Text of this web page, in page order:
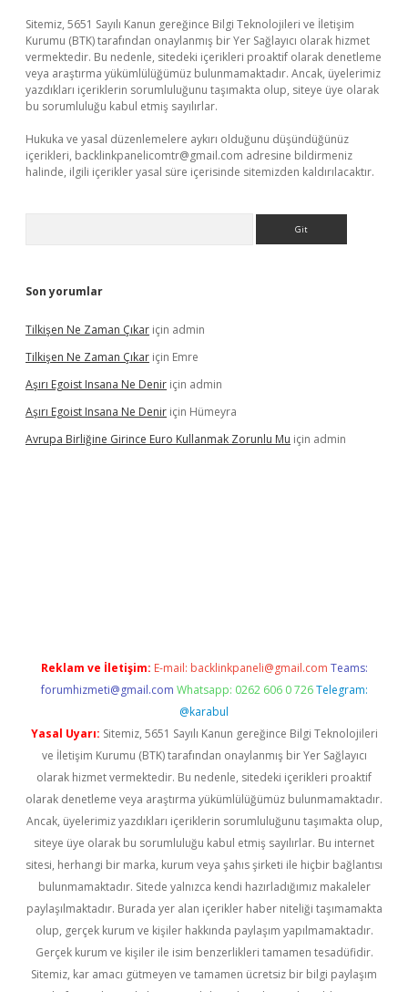
Sitemiz, 5651 Sayılı Kanun gereğince Bilgi Teknolojileri ve İletişim
Kurumu (BTK) tarafından onaylanmış bir Yer Sağlayıcı olarak hizmet
vermektedir. Bu nedenle, sitedeki içerikleri proaktif olarak denetleme
veya araştırma yükümlülüğümüz bulunmamaktadır. Ancak, üyelerimiz
yazdıkları içeriklerin sorumluluğunu taşımakta olup, siteye üye olarak
bu sorumluluğu kabul etmiş sayılırlar.
Hukuka ve yasal düzenlemelere aykırı olduğunu düşündüğünüz
içerikleri, backlinkpanelicomtr@gmail.com adresine bildirmeniz
halinde, ilgili içerikler yasal süre içerisinde sitemizden kaldırılacaktır.
Son yorumlar
Tilkişen Ne Zaman Çıkar için admin
Tilkişen Ne Zaman Çıkar için Emre
Aşırı Egoist Insana Ne Denir için admin
Aşırı Egoist Insana Ne Denir için Hümeyra
Avrupa Birliğine Girince Euro Kullanmak Zorunlu Mu için admin
Reklam ve İletişim: E-mail: backlinkpaneli@gmail.com Teams:
forumhizmeti@gmail.com Whatsapp: 0262 606 0 726 Telegram:
@karabul
Yasal Uyarı: Sitemiz, 5651 Sayılı Kanun gereğince Bilgi Teknolojileri
ve İletişim Kurumu (BTK) tarafından onaylanmış bir Yer Sağlayıcı
olarak hizmet vermektedir. Bu nedenle, sitedeki içerikleri proaktif
olarak denetleme veya araştırma yükümlülüğümüz bulunmamaktadır.
Ancak, üyelerimiz yazdıkları içeriklerin sorumluluğunu taşımakta olup,
siteye üye olarak bu sorumluluğu kabul etmiş sayılırlar. Bu internet
sitesi, herhangi bir marka, kurum veya şahıs şirketi ile hiçbir bağlantısı
bulunmamaktadır. Sitede yalnızca kendi hazırladığımız makaleler
paylaşılmaktadır. Burada yer alan içerikler haber niteliği taşımamakta
olup, gerçek kurum ve kişiler hakkında paylaşım yapılmamaktadır.
Gerçek kurum ve kişiler ile isim benzerlikleri tamamen tesadüfidir.
Sitemiz, kar amacı gütmeyen ve tamamen ücretsiz bir bilgi paylaşım